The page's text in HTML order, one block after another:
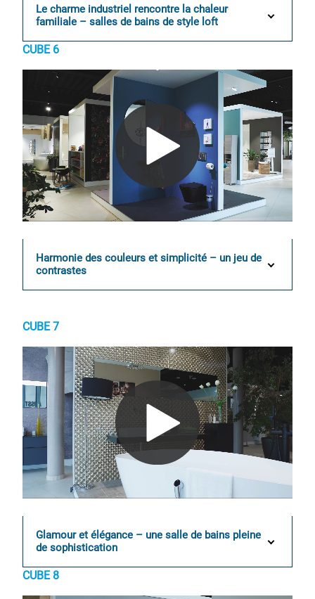
Le charme industriel rencontre la chaleur
familiale – salles de bains de style loft
CUBE 6
0:00 / 0:18
Harmonie des couleurs et simplicité – un jeu de
contrastes
CUBE 7
0:00 / 0:16
Glamour et élégance – une salle de bains pleine
de sophistication
CUBE 8